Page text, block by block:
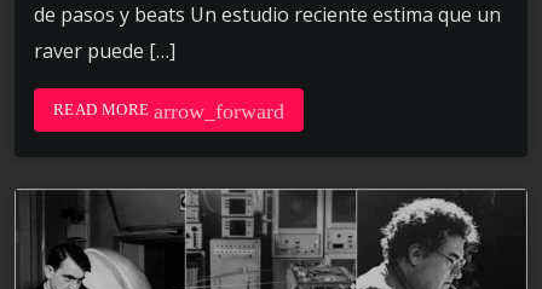
de pasos y beats Un estudio reciente estima que un
raver puede […]
READ MORE arrow_forward